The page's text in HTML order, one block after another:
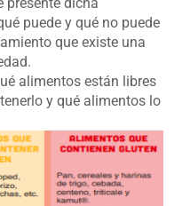
puede y qué no puede
que existe una
alimentos están libres
y qué alimentos lo